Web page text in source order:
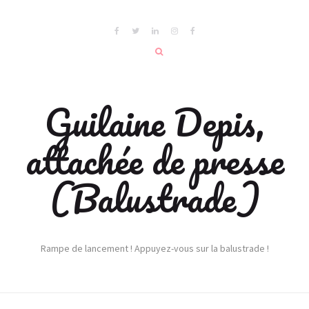
Guilaine Depis,
attachée de presse
(Balustrade)
Rampe de lancement ! Appuyez-vous sur la balustrade !